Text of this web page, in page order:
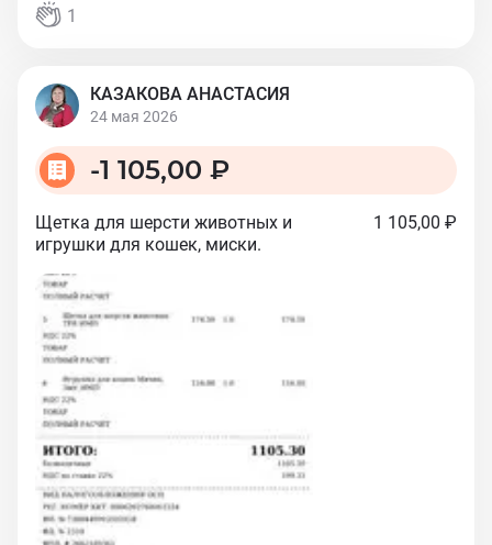
1
КАЗАКОВА АНАСТАСИЯ
24 мая 2026
-1 105,00 ₽
Щетка для шерсти животных и
игрушки для кошек, миски.
1 105,00 ₽